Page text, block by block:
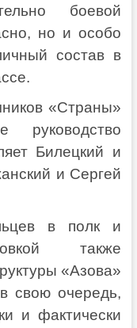
боевой
но и особо
состав в
«Страны»
руководство
Билецкий и
и Сергей
в полк и
также
«Азова»
свою очередь,
и фактически